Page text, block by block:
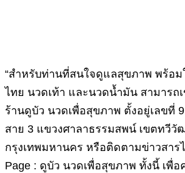
“สำหรับท่านที่สนใจดูแลสุขภาพ พร้อม
ไทย นวดเท้า และนวดน้ำมัน สามารถ
ร้านดูบัว นวดเพื่อสุขภาพ ตั้งอยู่เลขที่
สาย 3 แขวงศาลาธรรมสพน์ เขตทวีวั
กรุงเทพมหานคร หรือติดตามข่าวสาร
Page : ดูบัว นวดเพื่อสุขภาพ ทั้งนี้ เพื่